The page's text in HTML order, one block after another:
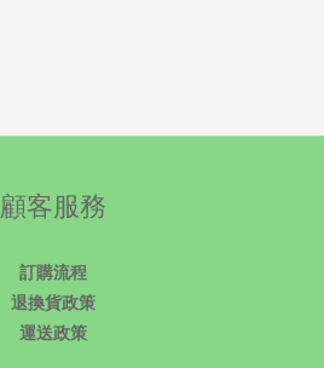
顧客服務
訂購流程
退換貨政策
運送政策